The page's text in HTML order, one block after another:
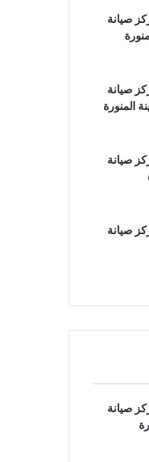
صيانة
صيانة
المنورة
صيانة
صيانة
صيانة